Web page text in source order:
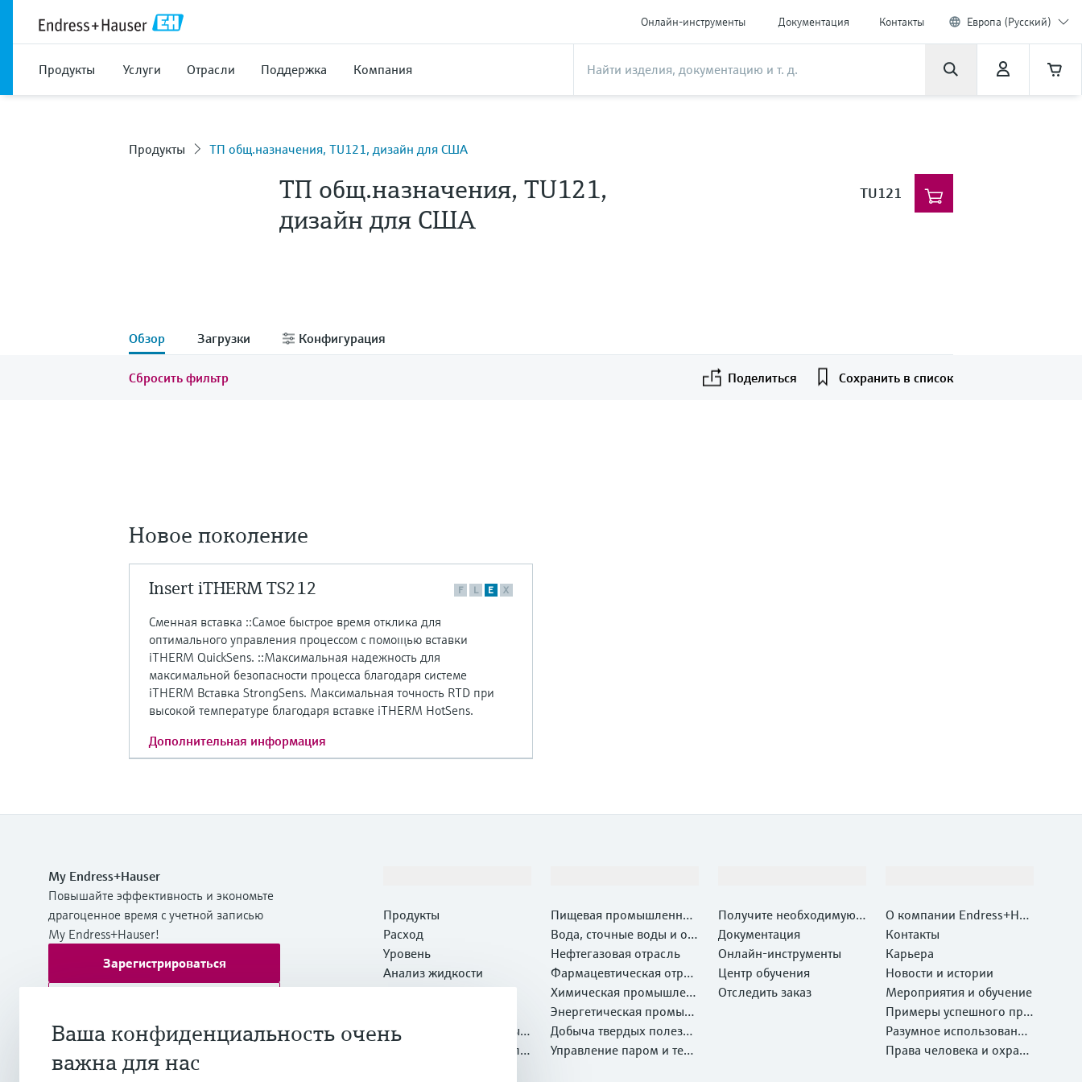
Онлайн-инструменты Документация Контакты Европа (Русский)
Продукты Услуги Отрасли Поддержка Компания
Продукты ТП общ.назначения, TU121, дизайн для США
ТП общ.назначения, TU121,
дизайн для США
TU121
Обзор Загрузки Конфигурация
Сбросить фильтр Поделиться Сохранить в список
Новое поколение
F L E X
Insert iTHERM TS212
Сменная вставка ::Самое быстрое время отклика для
оптимального управления процессом с помощью вставки
iTHERM QuickSens. ::Максимальная надежность для
максимальной безопасности процесса благодаря системе
iTHERM Вставка StrongSens. Максимальная точность RTD при
высокой температуре благодаря вставке iTHERM HotSens.
Дополнительная информация
My Endress+Hauser
Повышайте эффективность и экономьте
драгоценное время с учетной записью
My Endress+Hauser!
Зарегистрироваться
Дополнительная информация
Endress+Hauser International Europe
Продукты
Расход
Уровень
Анализ жидкости
Температура
Системные компоненты и
Оптический метод анали
Пищевая промышленнос
ть
Вода, сточные воды и отх
оды
Нефтегазовая отрасль
Фармацевтическая отрас
ль
Химическая промышлен
ность
Энергетическая промыш
ленность
Добыча твердых полезны
х ископаемых и Металлу
Управление паром и техн
Получите необходимую п
оддержку быстро!
Документация
Онлайн-инструменты
Центр обучения
Отследить заказ
О компании Endress+Hau
ser
Контакты
Карьера
Новости и истории
Мероприятия и обучение
Примеры успешного при
менения
Разумное использование
ресурсов
Права человека и охрана
Ваша конфиденциальность очень
важна для нас